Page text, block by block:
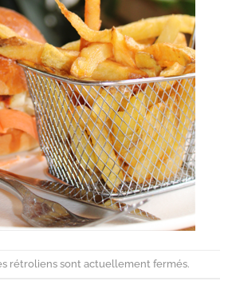
rétroliens sont actuellement fermés.